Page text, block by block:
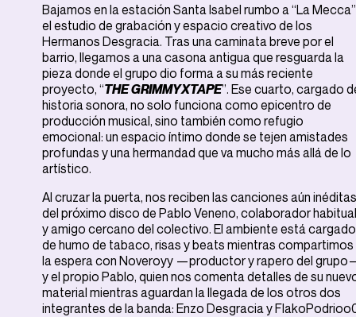
Bajamos en la estación Santa Isabel rumbo a “La
el estudio de grabación y espacio creativo de los
Hermanos Desgracia. Tras una caminata breve por el
barrio, llegamos a una casona antigua que resguarda la
pieza donde el grupo dio forma a su más reciente
proyecto, “THE GRIMMYXTAPE”. Ese cuarto, cargado
historia sonora, no solo funciona como epicentro de
producción musical, sino también como refugio
emocional: un espacio íntimo donde se tejen amistades
profundas y una hermandad que va mucho más allá de lo
artístico.
Al cruzar la puerta, nos reciben las canciones aún inéditas
del próximo disco de Pablo Veneno, colaborador habitual
y amigo cercano del colectivo. El ambiente está cargado
de humo de tabaco, risas y beats mientras compartimos
la espera con Noveroyy —productor y rapero del
y el propio Pablo, quien nos comenta detalles de su
material mientras aguardan la llegada de los otros dos
integrantes de la banda: Enzo Desgracia y